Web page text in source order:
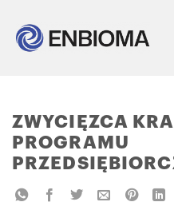
ZWYCIĘZCA
PROGRAMU